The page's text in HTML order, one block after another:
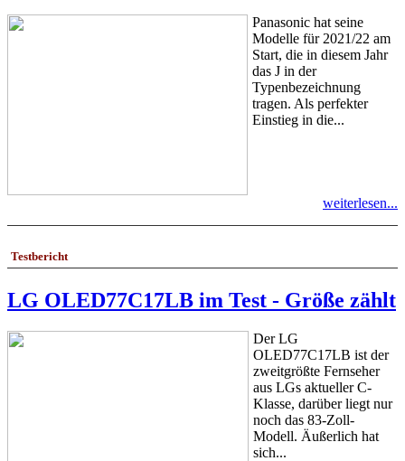
Panasonic hat seine
Modelle für 2021/22 am
Start, die in diesem Jahr
das J in der
Typenbezeichnung
tragen. Als perfekter
Einstieg in die...
weiterlesen...
Testbericht
LG OLED77C17LB im Test - Größe zählt
Der LG
OLED77C17LB ist der
zweitgrößte Fernseher
aus LGs aktueller C-
Klasse, darüber liegt nur
noch das 83-Zoll-
Modell. Äußerlich hat
sich...